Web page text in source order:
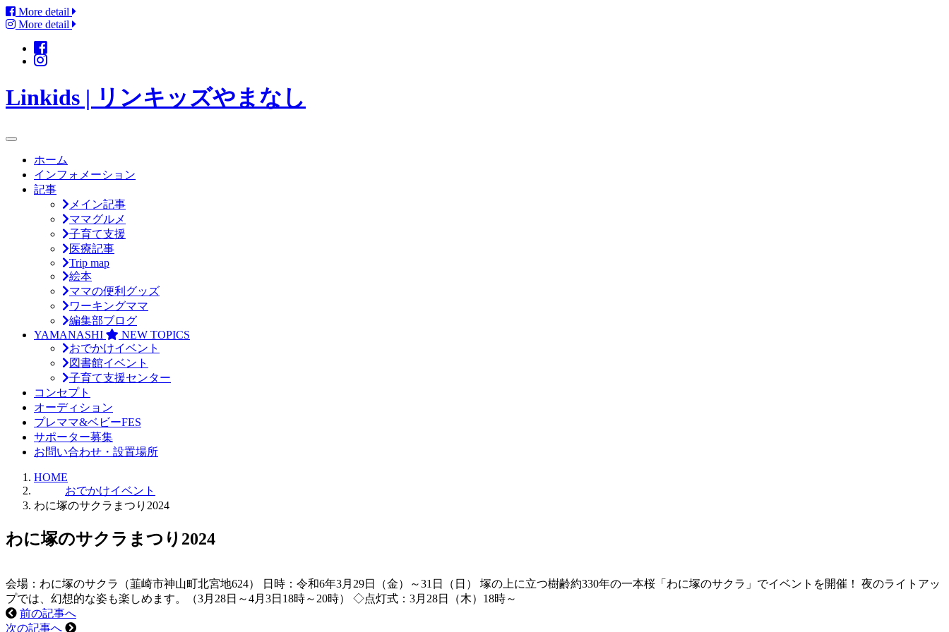
More detail
More detail
Linkids | リンキッズやまなし
ホーム
インフォメーション
記事
メイン記事
ママグルメ
子育て支援
医療記事
Trip map
絵本
ママの便利グッズ
ワーキングママ
編集部ブログ
YAMANASHI
NEW TOPICS
おでかけイベント
図書館イベント
子育て支援センター
コンセプト
オーディション
プレママ&ベビーFES
サポーター募集
お問い合わせ・設置場所
HOME
おでかけイベント
わに塚のサクラまつり2024
わに塚のサクラまつり2024
会場：わに塚のサクラ（韮崎市神山町北宮地624） 日時：令和6年3月29日（金）～31日（日） 塚の上に立つ樹齢約330年の一本桜「わに塚のサクラ」でイベントを開催！ 夜のライトアッ
プでは、幻想的な姿も楽しめます。（3月28日～4月3日18時～20時） ◇点灯式：3月28日（木）18時～
前の記事へ
次の記事へ